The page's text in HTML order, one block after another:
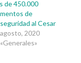
de 450.000
de
al Cesar
2020